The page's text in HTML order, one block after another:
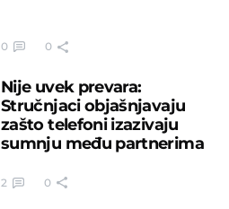
0 0
Nije uvek prevara:
Stručnjaci objašnjavaju
zašto telefoni izazivaju
sumnju među partnerima
2 0